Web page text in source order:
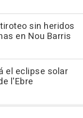
sin heridos
en Nou Barris
el eclipse solar
l'Ebre